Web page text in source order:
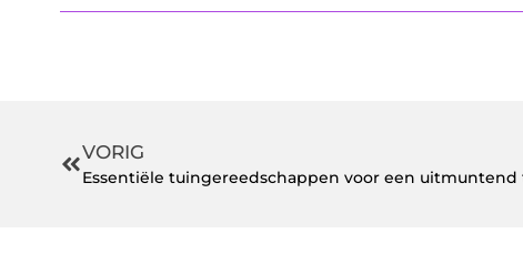
VORIG
Essentiële tuingereedschappen voor een